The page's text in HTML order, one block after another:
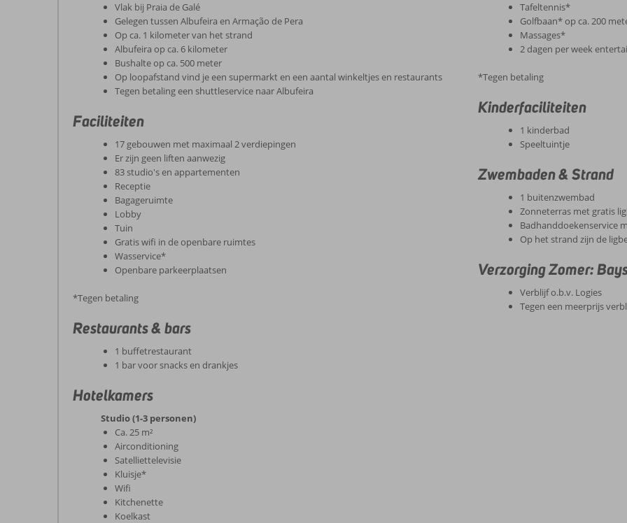
Vlak bij Praia de Galé
Gelegen tussen Albufeira en Armação de Pera
Op ca. 1 kilometer van het strand
Albufeira op ca. 6 kilometer
Bushalte op ca. 500 meter
Op loopafstand vind je een supermarkt en een aantal winkeltjes en restaurants
Tegen betaling een shuttleservice naar Albufeira
Faciliteiten
17 gebouwen met maximaal 2 verdiepingen
Er zijn geen liften aanwezig
83 studio's en appartementen
Receptie
Bagageruimte
Lobby
Tuin
Gratis wifi in de openbare ruimtes
Wasservice*
Openbare parkeerplaatsen
*Tegen betaling
Restaurants & bars
1 buffetrestaurant
1 bar voor snacks en drankjes
Hotelkamers
Studio (1-3 personen)
Ca. 25 m²
Airconditioning
Satelliettelevisie
Kluisje*
Wifi
Kitchenette
Koelkast
Tafeltennis*
Golfbaan* op ca. 200
Massages*
2 dagen per week
*Tegen betaling
Kinderfaciliteiten
1 kinderbad
Speeltuintje
Zwembaden & Strand
1 buitenzwembad
Zonneterras met gratis
Badhanddoekenservice
Op het strand zijn de
Verzorging Zomer:
Verblijf o.b.v. Logies
Tegen een meerprijs